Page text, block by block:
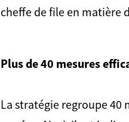
cheffe de file en matière
Plus de 40 mesures
La stratégie regroupe 40